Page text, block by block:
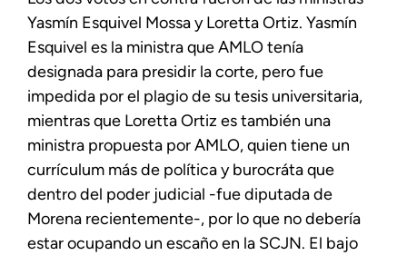
Yasmín Esquivel Mossa y Loretta Ortiz. Yasmín
Esquivel es la ministra que AMLO tenía
designada para presidir la corte, pero fue
impedida por el plagio de su tesis universitaria,
mientras que Loretta Ortiz es también una
ministra propuesta por AMLO, quien tiene un
currículum más de política y burocráta que
dentro del poder judicial -fue diputada de
Morena recientemente-, por lo que no debería
estar ocupando un escaño en la SCJN. El bajo